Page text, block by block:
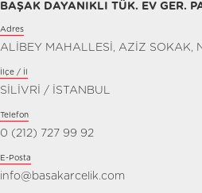
BAŞAK DAYANIKLI TÜK. EV GER.
Adres
ALİBEY MAHALLESİ, AZİZ SOKAK,
İlçe / İl
SİLİVRİ / İSTANBUL
Telefon
0 (212) 727 99 92
E-Posta
info@basakarcelik.com